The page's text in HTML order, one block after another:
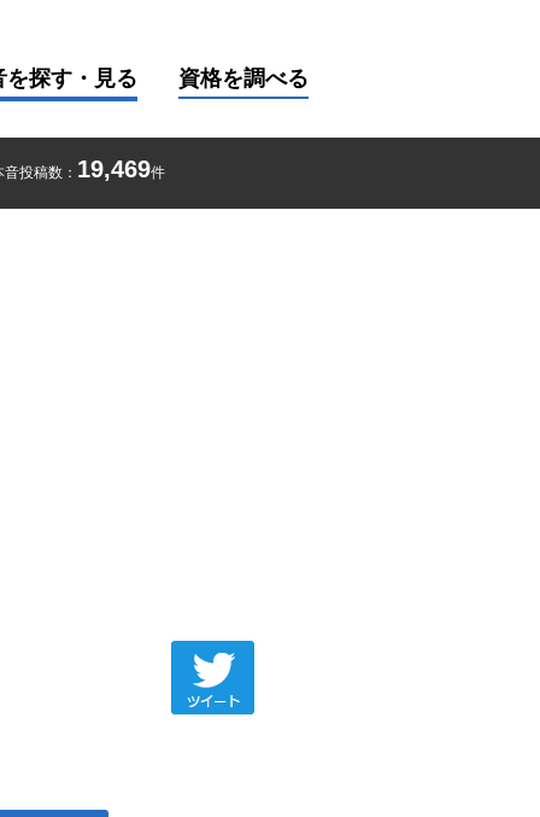
を探す・見る 資格を調べる
投稿数： 19,469件